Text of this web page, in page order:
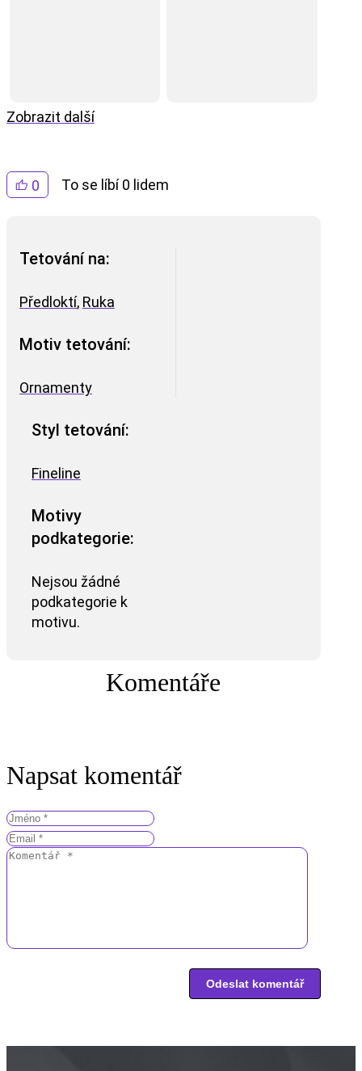
0 To se líbí 0 lidem
Tetování na:
Předloktí, Ruka
Motiv tetování:
Ornamenty
Styl tetování:
Fineline
Motivy
podkategorie:
Nejsou žádné
podkategorie k
motivu.
Komentáře
Napsat komentář
Zobrazit další